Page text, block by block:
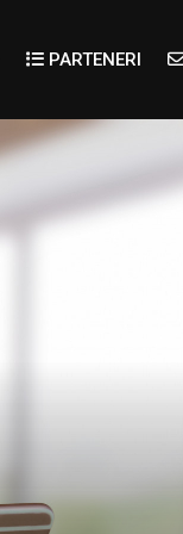
PARTENERI